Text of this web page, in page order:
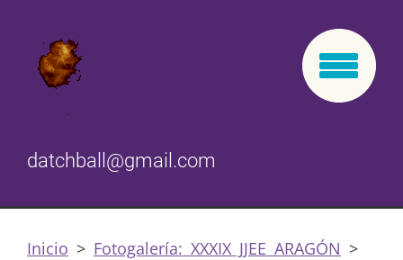
datchball@gmail.com
Inicio > Fotogalería: XXXIX JJEE ARAGÓN >